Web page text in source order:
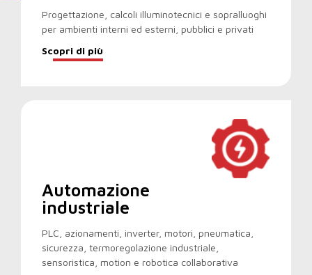
Progettazione, calcoli illuminotecnici e sopralluoghi
per ambienti interni ed esterni, pubblici e privati
Scopri di più
Automazione
industriale
PLC, azionamenti, inverter, motori, pneumatica,
sicurezza, termoregolazione industriale,
sensoristica, motion e robotica collaborativa